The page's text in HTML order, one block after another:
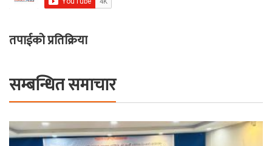
तपाईको प्रतिक्रिया
सम्बन्धित समाचार